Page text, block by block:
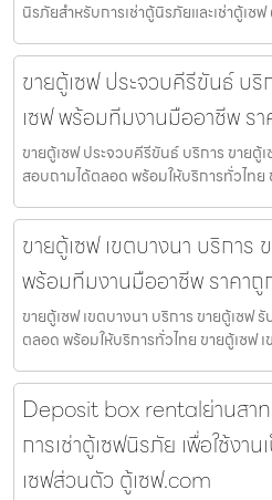
นิรภัยสำหรับการเช่าตู้นิรภัยและเช่าตู้เซฟ
ขายตู้เซฟ ประจวบคีรีขันธ์ บ
เซฟ พร้อมทีมงานมืออาชีพ ร
ขายตู้เซฟ ประจวบคีรีขันธ์ บริการ ขาย
สอบถามได้ตลอด พร้อมให้บริการทั่วไทย
ขายตู้เซฟ เขตบางนา บริการ
พร้อมทีมงานมืออาชีพ ราคาถู
ขายตู้เซฟ เขตบางนา บริการ ขายตู้เซฟ
ตลอด พร้อมให้บริการทั่วไทย ขายตู้เซฟ
Deposit box rentalย่านสา
การเช่าตู้เซฟนิรภัย เพื่อใช้ง
เซฟส่วนตัว ตู้เซฟ.com